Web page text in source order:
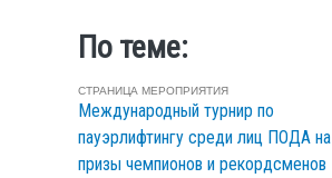
По теме:
СТРАНИЦА МЕРОПРИЯТИЯ
Международный турнир по
пауэрлифтингу среди лиц ПОДА на
призы чемпионов и рекордсменов